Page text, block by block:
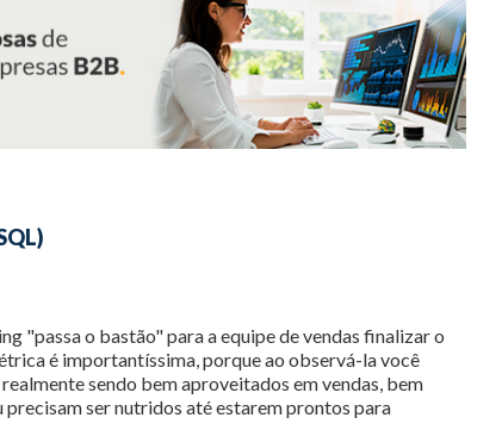
"passa o bastão" para a equipe de vendas finalizar o
é importantíssima, porque ao observá-la você
sendo bem aproveitados em vendas, bem
ser nutridos até estarem prontos para